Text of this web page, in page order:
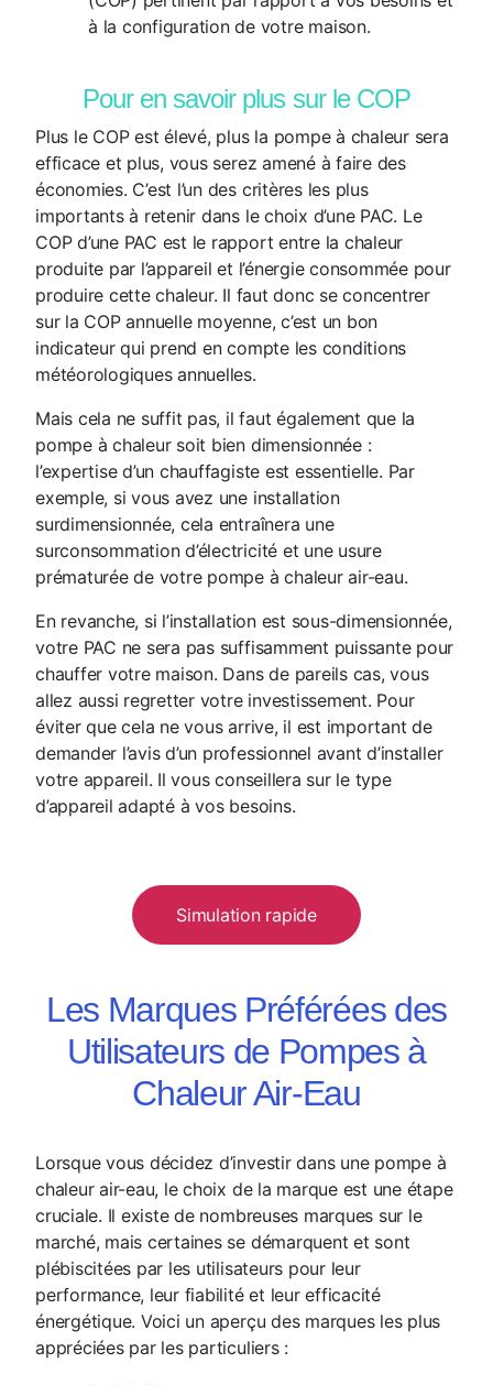
à la configuration de votre maison.
Pour en savoir plus sur le COP
Plus le COP est élevé, plus la pompe à chaleur sera
efficace et plus, vous serez amené à faire des
économies. C’est l’un des critères les plus
importants à retenir dans le choix d’une PAC. Le
COP d’une PAC est le rapport entre la chaleur
produite par l’appareil et l’énergie consommée pour
produire cette chaleur. Il faut donc se concentrer
sur la COP annuelle moyenne, c’est un bon
indicateur qui prend en compte les conditions
météorologiques annuelles.
Mais cela ne suffit pas, il faut également que la
pompe à chaleur soit bien dimensionnée :
l’expertise d’un chauffagiste est essentielle. Par
exemple, si vous avez une installation
surdimensionnée, cela entraînera une
surconsommation d’électricité et une usure
prématurée de votre pompe à chaleur air-eau.
En revanche, si l’installation est sous-dimensionnée,
votre PAC ne sera pas suffisamment puissante pour
chauffer votre maison. Dans de pareils cas, vous
allez aussi regretter votre investissement. Pour
éviter que cela ne vous arrive, il est important de
demander l’avis d’un professionnel avant d’installer
votre appareil. Il vous conseillera sur le type
d’appareil adapté à vos besoins.
Simulation rapide
Les Marques Préférées des
Utilisateurs de Pompes à
Chaleur Air-Eau
Lorsque vous décidez d’investir dans une pompe à
chaleur air-eau, le choix de la marque est une étape
cruciale. Il existe de nombreuses marques sur le
marché, mais certaines se démarquent et sont
plébiscitées par les utilisateurs pour leur
performance, leur fiabilité et leur efficacité
énergétique. Voici un aperçu des marques les plus
appréciées par les particuliers :